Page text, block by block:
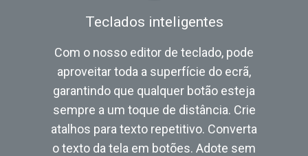
Teclados inteligentes
Com o nosso editor de teclado, pode
aproveitar toda a superfície do ecrã,
garantindo que qualquer botão esteja
sempre a um toque de distância. Crie
atalhos para texto repetitivo. Converta
o texto da tela em botões. Adote sem